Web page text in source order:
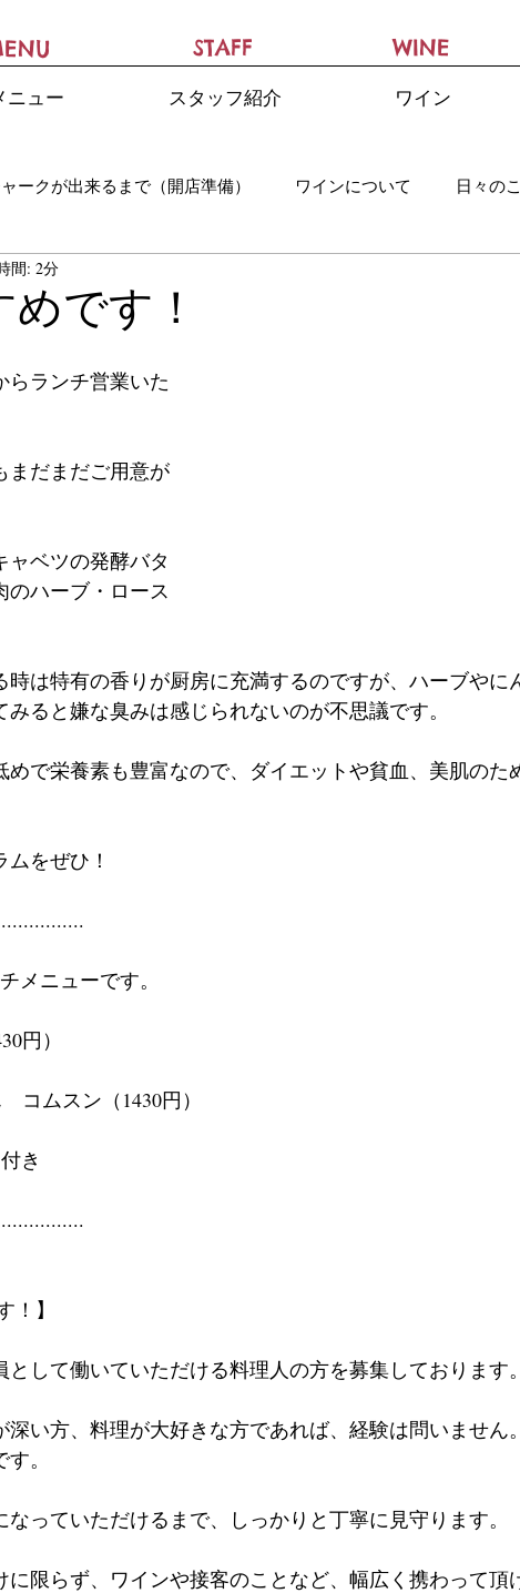
STAFF WINE
ニュー スタッフ紹介 ワイン
ークが出来るまで（開店準備） ワインについて 日々の
です！
間: 2分
らランチ営業いた
まだまだご用意が
ベツの発酵バタ
のハーブ・ロース
時は特有の香りが厨房に充満するのですが、ハーブやに
ると嫌な臭みは感じられないのが不思議です。
めで栄養素も豊富なので、ダイエットや貧血、美肌のた
をぜひ！
メニューです。
円）
コムスン（1430円）
き
！】
して働いていただける料理人の方を募集しております。
深い方、料理が大好きな方であれば、経験は問いません
。
っていただけるまで、しっかりと丁寧に見守ります。
限らず、ワインや接客のことなど、幅広く携わって頂